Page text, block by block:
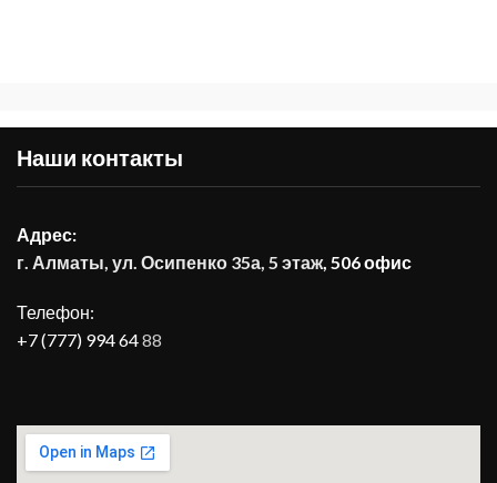
Наши контакты
Адрес:
г. Алматы, ул. Осипенко 35а, 5 этаж, 506 офис
Телефон:
+7 (777) 994 6488